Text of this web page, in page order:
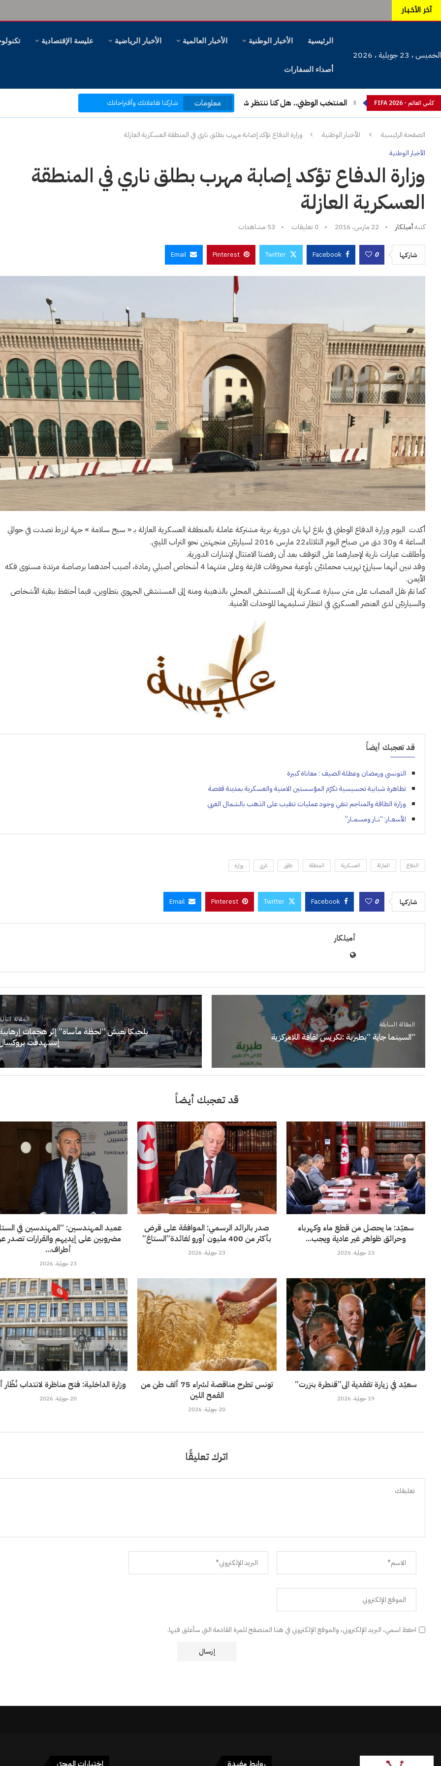
آخر الأخـبـار
الخميس ، 23 جويلية ، 2026
الرئيسية الأخبار الوطنية الأخبار العالمية الأخبار الرياضية عليسة الإقتصادية
أصداء السفارات
كأس العالم - FIFA 2026 المنتخب الوطني.. هل كنا ننتظر شيئا آخر، وهل سنظل ننظر؟
معلومات
شاركنا تفاعلاتك وأقتراحاتك
بكم نرتقي إلى ما هو أفضل
الصفحة الرئيسية الأخبار الوطنية وزارة الدفاع تؤكد إصابة مهرب بطلق ناري في المنطقة العسكرية العازلة
الأخبار الوطنية
وزارة الدفاع تؤكد إصابة مهرب بطلق ناري في المنطقة
العسكرية العازلة
كتبهأميلكار 22 مارس، 2016 0 تعليقات 53 مشاهدات
شاركها 0
Facebook
Twitter
Pinterest
Email
أكدت اليوم وزارة الدفاع الوطني في بلاغ لها بان دورية برية مشتركـة عاملـة بالمنطقـة العسكرية العازلة بـ « سيح سلامة » جهة لرزط تصدت في حوالي
الساعة 4 و30 دق من صباح اليوم الثلاثاء22 مارس 2016 لسيارتيْن متجهتين نحو التراب الليبي.
وأطلقت عيارات نارية لإجبارهما على التوقف بعد أن رفضتا الامتثال لإشارات الدورية.
وقد تبين أنهما سيارتيْ تهريب محملتيْن بأوعية محروقات فارغة وعلى متنهما 4 أشخاص أصيلي رمادة، أصيب أحدهما برصاصة مرتدة مستوى فكه
الأيمن.
كما تمّ نقل المصاب على متن سيارة عسكرية إلى المستشفى المحلي بالذهيبة ومنه إلى المستشفى الجهوي بتطاوين، فيما أحتفظ ببقية الأشخاص
والسيارتيْن لدى العنصر العسكري في انتظار تسليمهما للوحدات الأمنية.
قد تعجبك أيضاً
التونسي ورمضان وعطلة الصيف : معاناة كبيرة
تظاهرة شبابية تحسيسية تكرّم المؤسستين الامنية والعسكرية بمدينة قفصة
وزارة الطاقة والمناجم تنفي وجود عمليات تنقيب على الذهب بالشمال الغربي
الأسعــار: “نــار ومسمــار”
الدفاع العازلة العسكرية المنطقة طلق ناري وزارة
شاركها 0
Facebook
Twitter
Pinterest
Email
أميلكار
المقالة السابقة
“السينما جاية “بطبربة :تكريس ثقافة اللامركزية
المقالة
بلجيكا تعيش “لحظة مأساة” إثر هجمات
إستهدفت
قد تعجبك أيضاً
عميد المهندسين: “المهندسين في
مضروبين على إيديهم والقرارات تصدر
أطراف...
23 جويلية، 2026
صدر بالرائد الرسمي: الموافقة على قرض
بأكثر من 400 مليون أورو لفائدة”الستاغ”
23 جويلية، 2026
سعيّد: ما يحصل من قطع ماء وكهرباء
وحرائق ظواهر غير عادية ويجب...
23 جويلية، 2026
وزارة الداخلية: فتح مناظرة لانتداب
20 جويلية، 2026
تونس تطرح مناقصة لشراء 75 ألف طن من
القمح اللين
20 جويلية، 2026
سعيّد في زيارة تفقدية الى”قنطرة بنزرت”
19 جويلية، 2026
اترك تعليقًا
احفظ اسمي، البريد الإلكتروني، والموقع الإلكتروني في هذا المتصفح للمرة القادمة التي سأعلق فيها.